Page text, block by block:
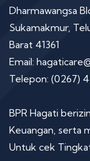
Dharmawangsa
Sukamakmur,
Barat 41361
Email:
Telepon: (0267)
BPR Hagati
Keuangan, serta
Untuk cek